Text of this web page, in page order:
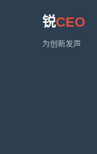
锐CEO
为创新发声